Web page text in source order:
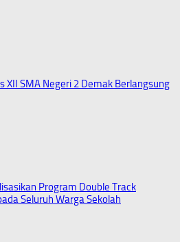
XII SMA Negeri 2 Demak Berlangsung
Program Double Track
Seluruh Warga Sekolah